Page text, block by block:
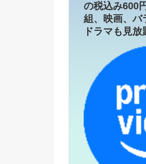
の税込み600
組、映画、バ
ドラマも見放